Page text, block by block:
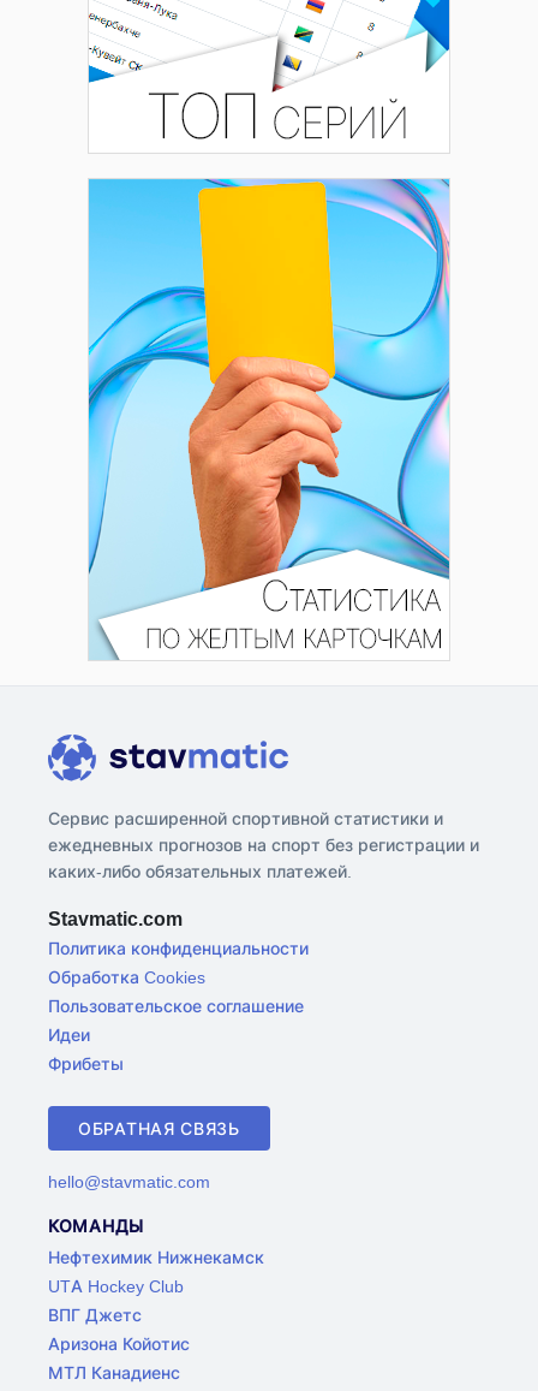
Сервис расширенной спортивной статистики и
ежедневных прогнозов на спорт без регистрации и
каких-либо обязательных платежей.
Stavmatic.com
Политика конфиденциальности
Обработка Cookies
Пользовательское соглашение
Идеи
Фрибеты
ОБРАТНАЯ СВЯЗЬ
hello@stavmatic.com
КОМАНДЫ
Нефтехимик Нижнекамск
UTA Hockey Club
ВПГ Джетс
Аризона Койотис
МТЛ Канадиенс